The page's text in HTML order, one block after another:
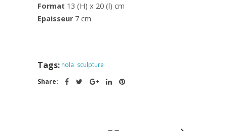
Format 13 (H) x 20 (l) cm
Epaisseur 7 cm
Tags: nola sculpture
Share: